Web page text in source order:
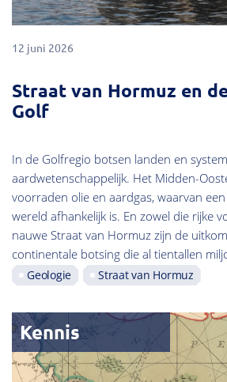
12 juni 2026
Straat van Hormuz en
Golf
In de Golfregio botsen landen en
aardwetenschappelijk. Het Midden-
voorraden olie en aardgas, waarvan
wereld afhankelijk is. En zowel die rijke
nauwe Straat van Hormuz zijn de
continentale botsing die al tientallen
Geologie Straat van Hormuz
Kennis